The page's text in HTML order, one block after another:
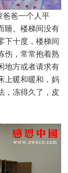
爸爸一个人平
睡。楼梯间没有
下十度，楼梯间
伤，常常抱着熟
地方或者请求有
上暖和暖和，妈
，冻得久了，皮